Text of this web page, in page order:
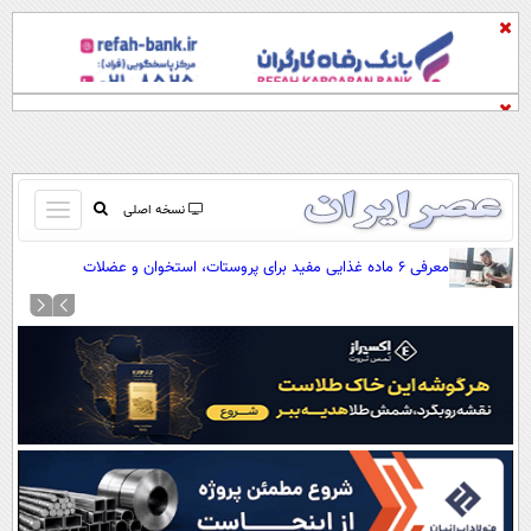
نسخه اصلی
باز
و
کردن
صفحه اول
آرشیو
نظرسنجی
آب و هوا
اوقات شرعی
سواد زندگی
معرفی ۶ ماده غذایی مفید برای پروستات، استخوان و عضلات